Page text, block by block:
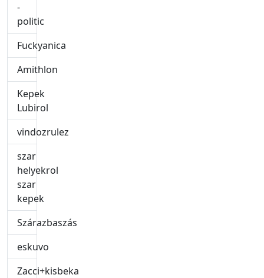
-
politic
Fuckyanica
Amithlon
Kepek
Lubirol
vindozrulez
szar
helyekrol
szar
kepek
Szárazbaszás
eskuvo
Zacci+kisbeka